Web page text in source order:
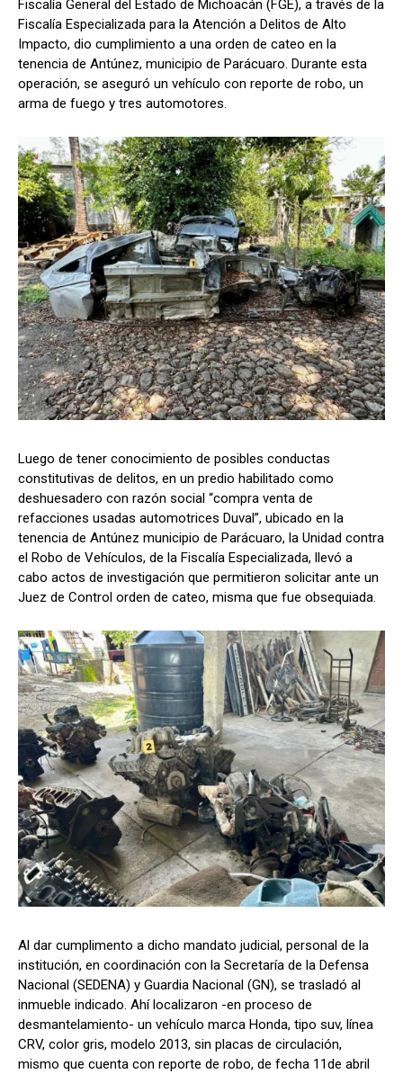
Fiscalía General del Estado de Michoacán (FGE), a través de la
Fiscalía Especializada para la Atención a Delitos de Alto
Impacto, dio cumplimiento a una orden de cateo en la
tenencia de Antúnez, municipio de Parácuaro. Durante esta
operación, se aseguró un vehículo con reporte de robo, un
arma de fuego y tres automotores.
Luego de tener conocimiento de posibles conductas
constitutivas de delitos, en un predio habilitado como
deshuesadero con razón social “compra venta de
refacciones usadas automotrices Duval”, ubicado en la
tenencia de Antúnez municipio de Parácuaro, la Unidad contra
el Robo de Vehículos, de la Fiscalía Especializada, llevó a
cabo actos de investigación que permitieron solicitar ante un
Juez de Control orden de cateo, misma que fue obsequiada.
Al dar cumplimento a dicho mandato judicial, personal de la
institución, en coordinación con la Secretaría de la Defensa
Nacional (SEDENA) y Guardia Nacional (GN), se trasladó al
inmueble indicado. Ahí localizaron -en proceso de
desmantelamiento- un vehículo marca Honda, tipo suv, línea
CRV, color gris, modelo 2013, sin placas de circulación,
mismo que cuenta con reporte de robo, de fecha 11de abril